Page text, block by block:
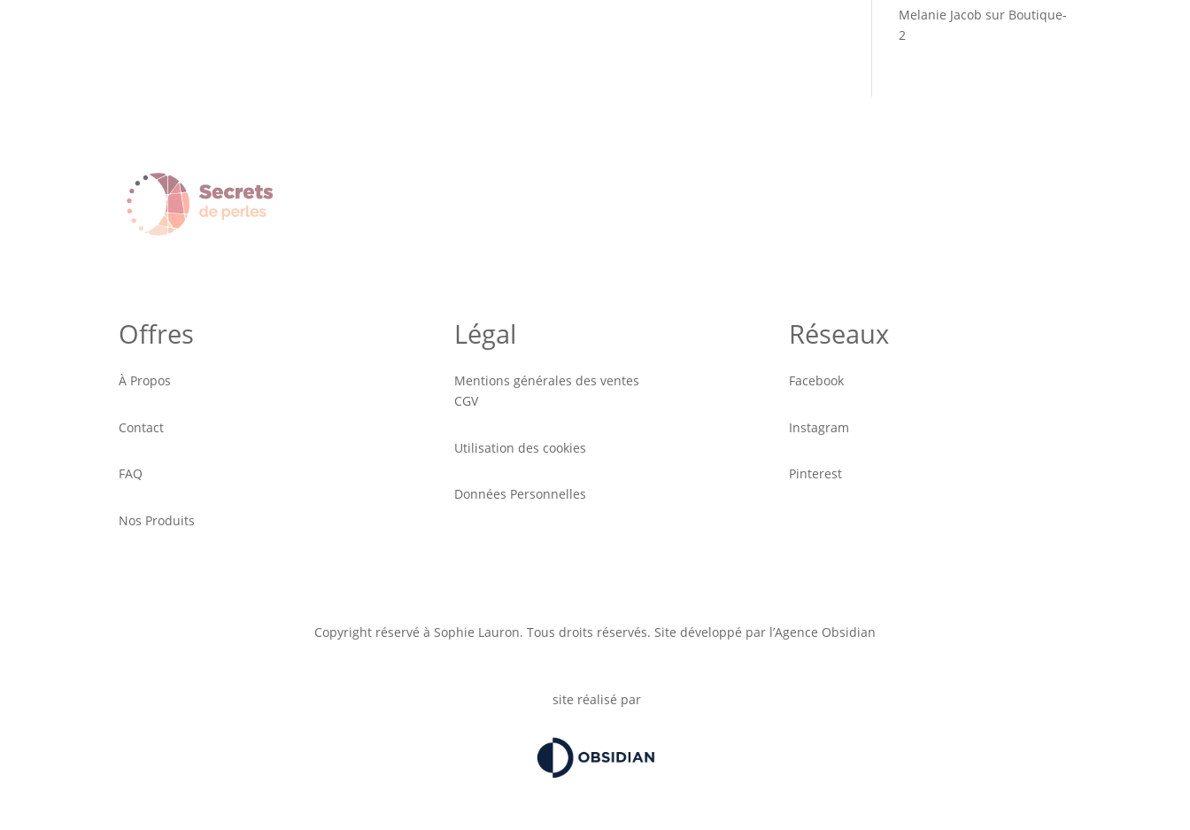
Melanie Jacob sur Boutique-
2
Offres
À Propos
Contact
FAQ
Nos Produits
Légal
Mentions générales des ventes
CGV
Utilisation des cookies
Données Personnelles
Réseaux
Facebook
Instagram
Pinterest
Copyright réservé à Sophie Lauron. Tous droits réservés. Site développé par l’Agence Obsidian
site réalisé par